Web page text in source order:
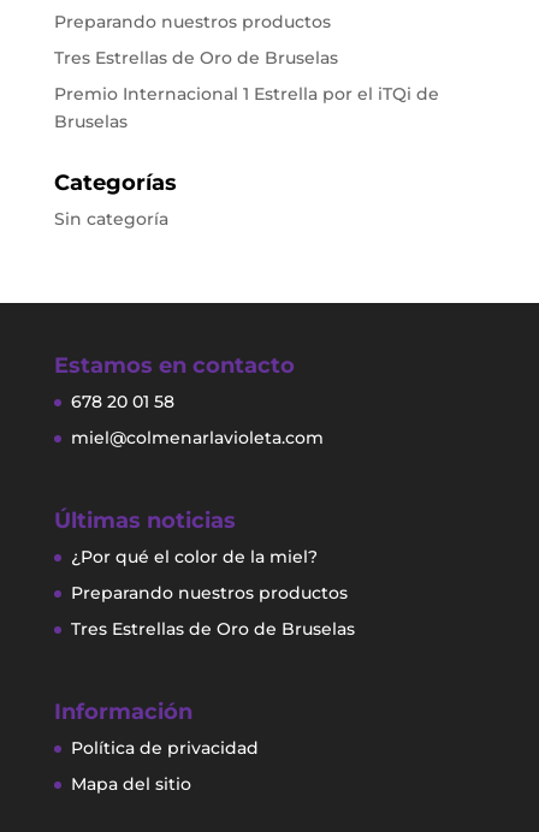
Preparando nuestros productos
Tres Estrellas de Oro de Bruselas
Premio Internacional 1 Estrella por el iTQi de
Bruselas
Categorías
Sin categoría
Estamos en contacto
678 20 01 58
miel@colmenarlavioleta.com
Últimas noticias
¿Por qué el color de la miel?
Preparando nuestros productos
Tres Estrellas de Oro de Bruselas
Información
Política de privacidad
Mapa del sitio